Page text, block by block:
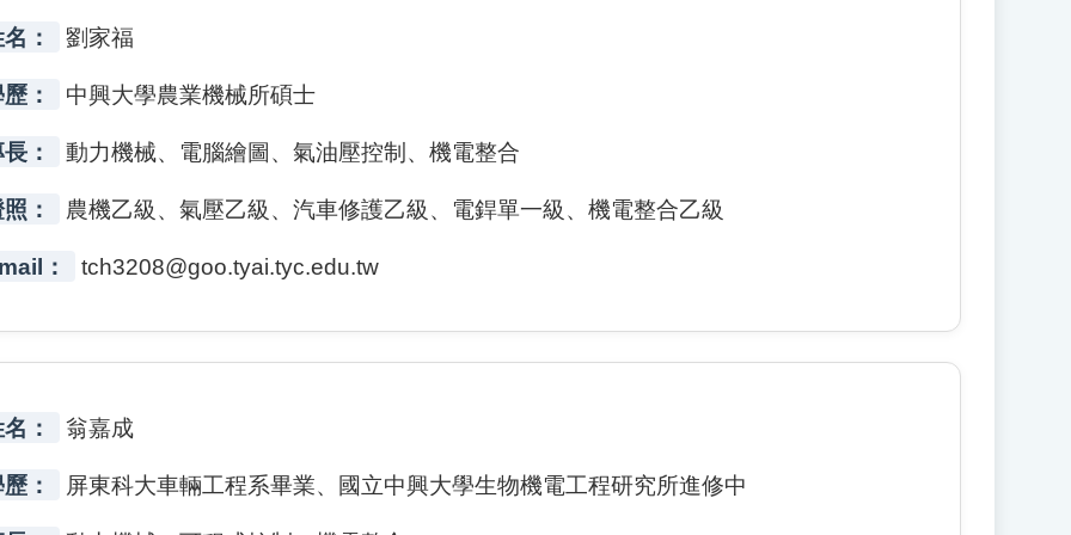
： 劉家福
： 中興大學農業機械所碩士
： 動力機械、電腦繪圖、氣油壓控制、機電整合
： 農機乙級、氣壓乙級、汽車修護乙級、電銲單一級、機電整合乙級
： tch3208@goo.tyai.tyc.edu.tw
： 翁嘉成
： 屏東科大車輛工程系畢業、國立中興大學生物機電工程研究所進修中